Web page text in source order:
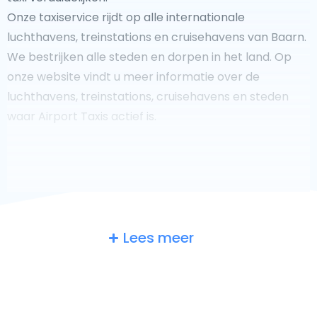
Onze taxiservice rijdt op alle internationale
luchthavens, treinstations en cruisehavens van Baarn.
We bestrijken alle steden en dorpen in het land. Op
onze website vindt u meer informatie over de
luchthavens, treinstations, cruisehavens en steden
waar Airport Taxis actief is.
Lees meer